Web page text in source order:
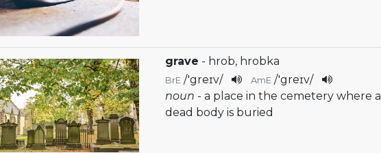
grave - hrob, hrobka
BrE /'greɪv/ AmE /'greɪv/
noun - a place in the cemetery where a
dead body is buried